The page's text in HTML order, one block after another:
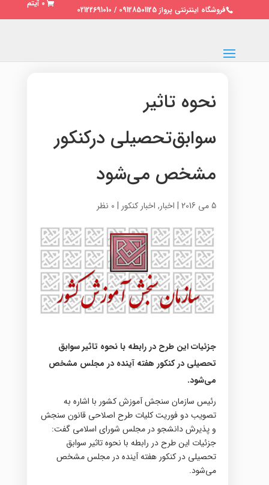
فروشگاه اینترنتی پرواز 09128501125 / 02122691010
0 آیتم
نحوه تاثیر
سوابق‌تحصیلی درکنکور
مشخص می‌شود
5 می 2016 | اخبار, اخبار کنکور | 0 نظر
جزئیات این طرح در رابطه با نحوه تاثیر سوابق
تحصیلی در کنکور هفته آینده در مجلس مشخص
می‌شود.
رئیس سازمان سنجش آموزش کشور با اشاره به
تصویب دو فوریت کلیات طرح اصلاحی قانون سنجش
و پذیرش دانشجو در مجلس شورای اسلامی گفت:
جزئیات این طرح در رابطه با نحوه تاثیر سوابق
تحصیلی در کنکور هفته آینده در مجلس مشخص
می‌شود.